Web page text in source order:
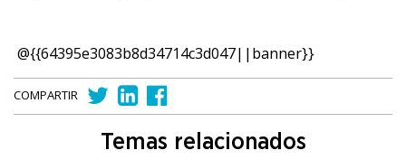
@{{64395e3083b8d34714c3d047||banner}}
COMPARTIR
Temas relacionados